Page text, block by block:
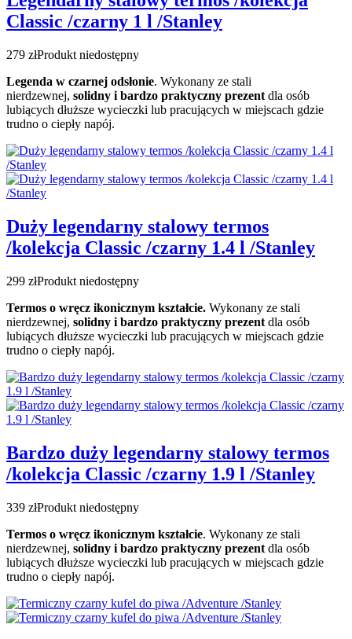
Classic /czarny 1 l /Stanley
279 złProdukt niedostępny
Legenda w czarnej odsłonie. Wykonany ze stali
nierdzewnej, solidny i bardzo praktyczny prezent dla osób
lubiących dłuższe wycieczki lub pracujących w miejscach gdzie
trudno o ciepły napój.
Duży legendarny stalowy termos
/kolekcja Classic /czarny 1.4 l /Stanley
299 złProdukt niedostępny
Termos o wręcz ikonicznym kształcie. Wykonany ze stali
nierdzewnej, solidny i bardzo praktyczny prezent dla osób
lubiących dłuższe wycieczki lub pracujących w miejscach gdzie
trudno o ciepły napój.
Bardzo duży legendarny stalowy termos
/kolekcja Classic /czarny 1.9 l /Stanley
339 złProdukt niedostępny
Termos o wręcz ikonicznym kształcie. Wykonany ze stali
nierdzewnej, solidny i bardzo praktyczny prezent dla osób
lubiących dłuższe wycieczki lub pracujących w miejscach gdzie
trudno o ciepły napój.